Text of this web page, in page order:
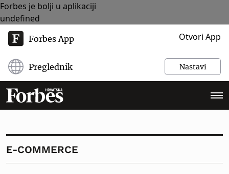
Forbes je bolji u aplikaciji
undefined
Forbes App Otvori App
Preglednik Nastavi
E-COMMERCE